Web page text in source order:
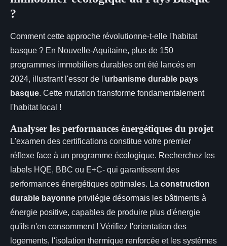
?
Comment cette approche révolutionne-t-elle l'habitat
basque ? En Nouvelle-Aquitaine, plus de 150
programmes immobiliers durables ont été lancés en
2024, illustrant l'essor de l'urbanisme durable pays
basque. Cette mutation transforme fondamentalement
l'habitat local !
Analyser les performances énergétiques du projet
L'examen des certifications constitue votre premier
réflexe face à un programme écologique. Recherchez les
labels HQE, BBC ou E+C- qui garantissent des
performances énergétiques optimales. La construction
durable bayonne privilégie désormais les bâtiments à
énergie positive, capables de produire plus d'énergie
qu'ils n'en consomment ! Vérifiez l'orientation des
logements, l'isolation thermique renforcée et les systèmes